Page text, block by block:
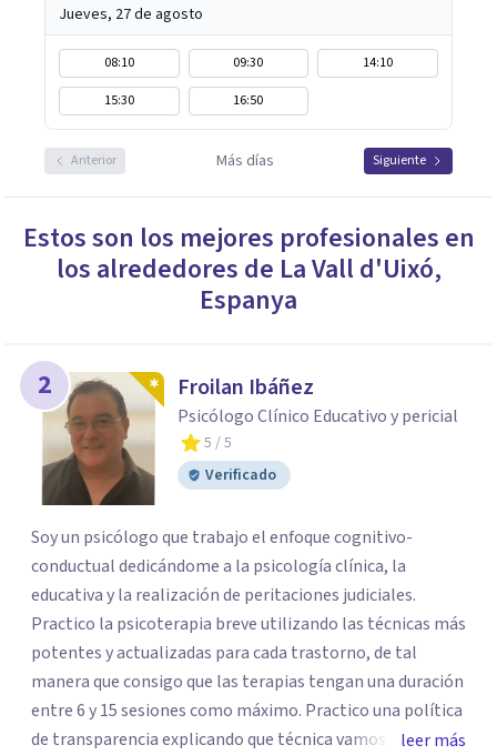
Jueves, 27 de agosto
08:10 09:30
14:10
15:30
16:50
Anterior Más días Siguiente
Estos son los mejores profesionales en
los alrededores de La Vall d'Uixó,
Espanya
2 Froilan Ibáñez
Psicólogo Clínico Educativo y pericial
5 / 5
Verificado
Soy un psicólogo que trabajo el enfoque cognitivo-
conductual dedicándome a la psicología clínica, la
educativa y la realización de peritaciones judiciales.
Practico la psicoterapia breve utilizando las técnicas más
potentes y actualizadas para cada trastorno, de tal
manera que consigo que las terapias tengan una duración
entre 6 y 15 sesiones como máximo. Practico una política
de transparencia explicando que técnica vamos a utilizar,
leer más